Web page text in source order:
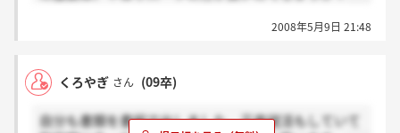
2008年5月9日 21:48
くろやぎ さん (09卒)
自分も書類を書留で出しました。正直就活もしていて